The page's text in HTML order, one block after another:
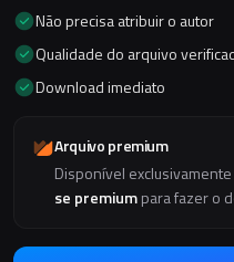
Não precisa atribuir o autor
Qualidade do arquivo
Download imediato
Arquivo premium
Disponível
se premiumpara fazer o